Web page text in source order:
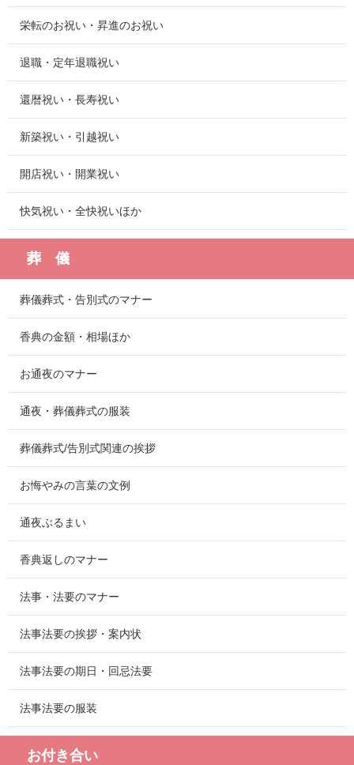
栄転のお祝い・昇進のお祝い
退職・定年退職祝い
還暦祝い・長寿祝い
新築祝い・引越祝い
開店祝い・開業祝い
快気祝い・全快祝いほか
葬 儀
葬儀葬式・告別式のマナー
香典の金額・相場ほか
お通夜のマナー
通夜・葬儀葬式の服装
葬儀葬式/告別式関連の挨拶
お悔やみの言葉の文例
通夜ぶるまい
香典返しのマナー
法事・法要のマナー
法事法要の挨拶・案内状
法事法要の期日・回忌法要
法事法要の服装
お付き合い